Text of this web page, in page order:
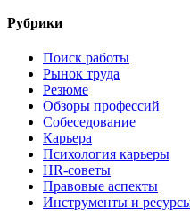
Рубрики
Поиск работы
Рынок труда
Резюме
Обзоры профессий
Собеседование
Карьера
Психология карьеры
HR-советы
Правовые аспекты
Инструменты и